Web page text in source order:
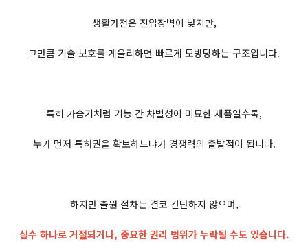
생활가전은 진입장벽이 낮지만,
그만큼 기술 보호를 게을리하면 빠르게 모방당하는 구조입니다.
특히 가습기처럼 기능 간 차별성이 미묘한 제품일수록,
누가 먼저 특허권을 확보하느냐가 경쟁력의 출발점이 됩니다.
하지만 출원 절차는 결코 간단하지 않으며,
실수 하나로 거절되거나, 중요한 권리 범위가 누락될 수도 있습니다.